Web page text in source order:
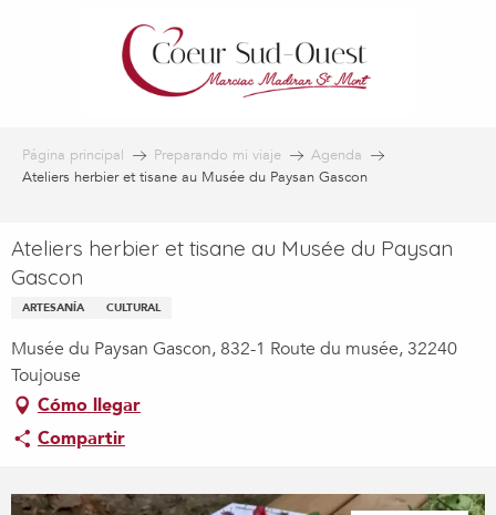
Página principal Preparando mi viaje
Agenda
Ateliers herbier et tisane au Musée du Paysan Gascon
Ateliers herbier et tisane au Musée du Paysan
Gascon
ARTESANÍA CULTURAL
Musée du Paysan Gascon, 832-1 Route du musée, 32240
Toujouse
Cómo llegar
Compartir